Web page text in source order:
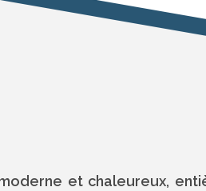
et chaleureux,